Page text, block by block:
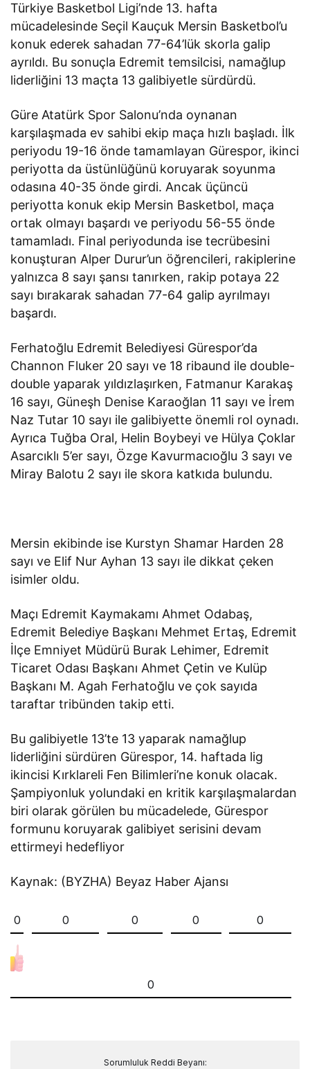
Türkiye Basketbol Ligi’nde 13. hafta
mücadelesinde Seçil Kauçuk Mersin Basketbol’u
konuk ederek sahadan 77-64’lük skorla galip
ayrıldı. Bu sonuçla Edremit temsilcisi, namağlup
liderliğini 13 maçta 13 galibiyetle sürdürdü.
Güre Atatürk Spor Salonu’nda oynanan
karşılaşmada ev sahibi ekip maça hızlı başladı. İlk
periyodu 19-16 önde tamamlayan Gürespor, ikinci
periyotta da üstünlüğünü koruyarak soyunma
odasına 40-35 önde girdi. Ancak üçüncü
periyotta konuk ekip Mersin Basketbol, maça
ortak olmayı başardı ve periyodu 56-55 önde
tamamladı. Final periyodunda ise tecrübesini
konuşturan Alper Durur’un öğrencileri, rakiplerine
yalnızca 8 sayı şansı tanırken, rakip potaya 22
sayı bırakarak sahadan 77-64 galip ayrılmayı
başardı.
Ferhatoğlu Edremit Belediyesi Gürespor’da
Channon Fluker 20 sayı ve 18 ribaund ile double-
double yaparak yıldızlaşırken, Fatmanur Karakaş
16 sayı, Güneşh Denise Karaoğlan 11 sayı ve İrem
Naz Tutar 10 sayı ile galibiyette önemli rol oynadı.
Ayrıca Tuğba Oral, Helin Boybeyi ve Hülya Çoklar
Asarcıklı 5’er sayı, Özge Kavurmacıoğlu 3 sayı ve
Miray Balotu 2 sayı ile skora katkıda bulundu.
Mersin ekibinde ise Kurstyn Shamar Harden 28
sayı ve Elif Nur Ayhan 13 sayı ile dikkat çeken
isimler oldu.
Maçı Edremit Kaymakamı Ahmet Odabaş,
Edremit Belediye Başkanı Mehmet Ertaş, Edremit
İlçe Emniyet Müdürü Burak Lehimer, Edremit
Ticaret Odası Başkanı Ahmet Çetin ve Kulüp
Başkanı M. Agah Ferhatoğlu ve çok sayıda
taraftar tribünden takip etti.
Bu galibiyetle 13’te 13 yaparak namağlup
liderliğini sürdüren Gürespor, 14. haftada lig
ikincisi Kırklareli Fen Bilimleri’ne konuk olacak.
Şampiyonluk yolundaki en kritik karşılaşmalardan
biri olarak görülen bu mücadelede, Gürespor
formunu koruyarak galibiyet serisini devam
ettirmeyi hedefliyor
Kaynak: (BYZHA) Beyaz Haber Ajansı
0 0 0 0 0
0
Sorumluluk Reddi Beyanı: